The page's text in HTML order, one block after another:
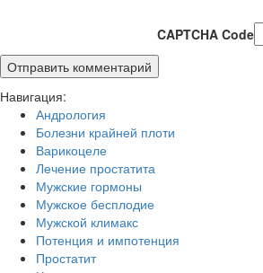
CAPTCHA Code
Навигация:
Андрология
Болезни крайней плоти
Варикоцеле
Лечение простатита
Мужские гормоны
Мужское бесплодие
Мужской климакс
Потенция и импотенция
Простатит